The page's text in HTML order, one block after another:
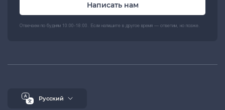
Написать нам
Отвечаем по будням 10:00-18:00. Если напишите в другое время — ответим, но позже.
Русский